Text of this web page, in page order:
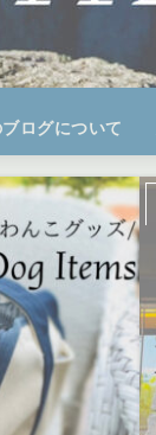
ブログについて